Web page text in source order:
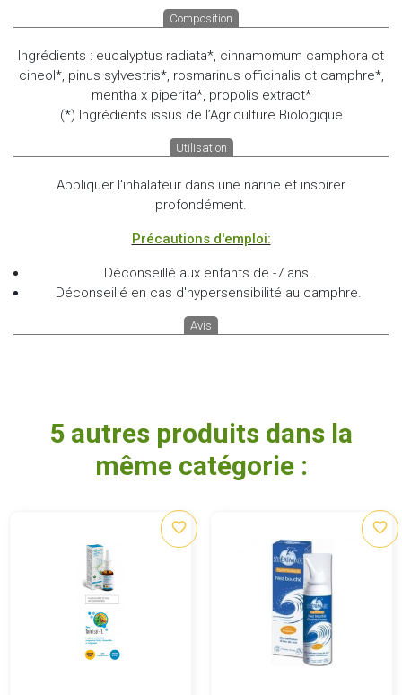
Composition
Ingrédients : eucalyptus radiata*, cinnamomum camphora ct
cineol*, pinus sylvestris*, rosmarinus officinalis ct camphre*,
mentha x piperita*, propolis extract*
(*) Ingrédients issus de l’Agriculture Biologique
Utilisation
Appliquer l'inhalateur dans une narine et inspirer
profondément.
Précautions d'emploi:
Déconseillé aux enfants de -7 ans.
Déconseillé en cas d'hypersensibilité au camphre.
Avis
5 autres produits dans la
même catégorie :
favorite_border favorite_border